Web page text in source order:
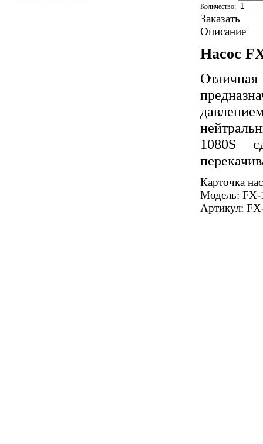
Количество:
Заказать
Описание
Насос
1080S
Карточка
Модель: FX-
Артикул: